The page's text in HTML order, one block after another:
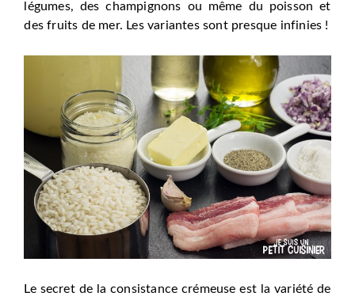
légumes, des champignons ou même du poisson et
des fruits de mer. Les variantes sont presque infinies !
Le secret de la consistance crémeuse est la variété de